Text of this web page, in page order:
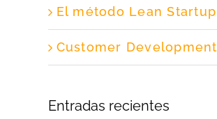
El método Lean Startup
Customer Development
Entradas recientes